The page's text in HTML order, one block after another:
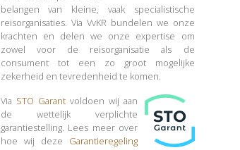
belangen van kleine, vaak specialistische
reisorganisaties. Via VvKR bundelen we onze
krachten en delen we onze expertise om
zowel voor de reisorganisatie als de
consument tot een zo groot mogelijke
zekerheid en tevredenheid te komen.
Via STO Garantvoldoen wij aan
de wettelijk verplichte
garantiestelling. Lees meer over
hoe wij deze Garantieregeling